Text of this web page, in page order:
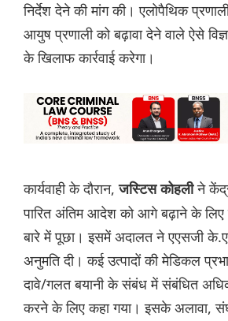
निर्देश देने की मांग की। एलोपैथिक
आयुष प्रणाली को बढ़ावा देने वाले ऐसे
के खिलाफ कार्रवाई करेगा।
कार्यवाही के दौरान,जस्टिस कोहलीने
पारित अंतिम आदेश को आगे बढ़ाने के लिए
बारे में पूछा। इसमें अदालत ने एएसजी
अनुमति दी। कई उत्पादों की मेडिकल
दावे/गलत बयानी के संबंध में संबंधित
करने के लिए कहा गया। इसके अलावा,